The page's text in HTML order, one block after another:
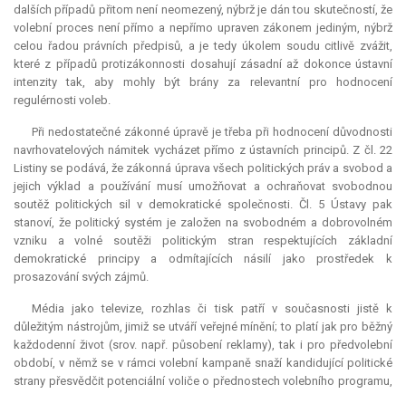
dalších případů přitom není neomezený, nýbrž je dán tou skutečností, že
volební proces není přímo a nepřímo upraven zákonem jediným, nýbrž
celou řadou právních předpisů, a je tedy úkolem soudu citlivě zvážit,
které z případů protizákonnosti dosahují zásadní až dokonce ústavní
intenzity tak, aby mohly být brány za relevantnípro hodnocení
regulérnosti voleb.
Při nedostatečné zákonné úpravě je třeba při hodnocení důvodnosti
navrhovatelových námitek vycházet přímo z ústavních principů. Z čl. 22
Listiny se podává, že zákonná úprava všech politických práv a svobod a
jejich výklad a používání musí umožňovat a ochraňovat svobodnou
soutěž politických sil v demokratické společnosti. Čl. 5 Ústavy pak
stanoví, že politický systém je založen na svobodném a dobrovolném
vzniku a volné soutěži politickým stran respektujících základní
demokratické principy a odmítajících násilí jako prostředek k
prosazování svých zájmů.
Média jako televize, rozhlas či tisk patří v současnosti jistě k
důležitým nástrojům, jimiž se utváří veřejné mínění; to platí jak pro běžný
každodenní život (srov. např. působení reklamy), tak i pro předvolební
období, v němž se v rámci volební kampaně snaží kandidující politické
strany přesvědčit potenciální voliče o přednostech volebního programu,